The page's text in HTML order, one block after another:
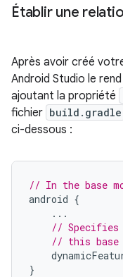
Établir une
Après avoir créé
Android Studio le
ajoutant la propriété
fichier build.gradle
ci-dessous :
// In the base
android {
...
// Specifies
// this base
}